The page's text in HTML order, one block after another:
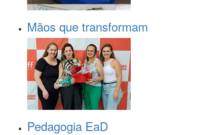
Mãos que transformam
Pedagogia EaD